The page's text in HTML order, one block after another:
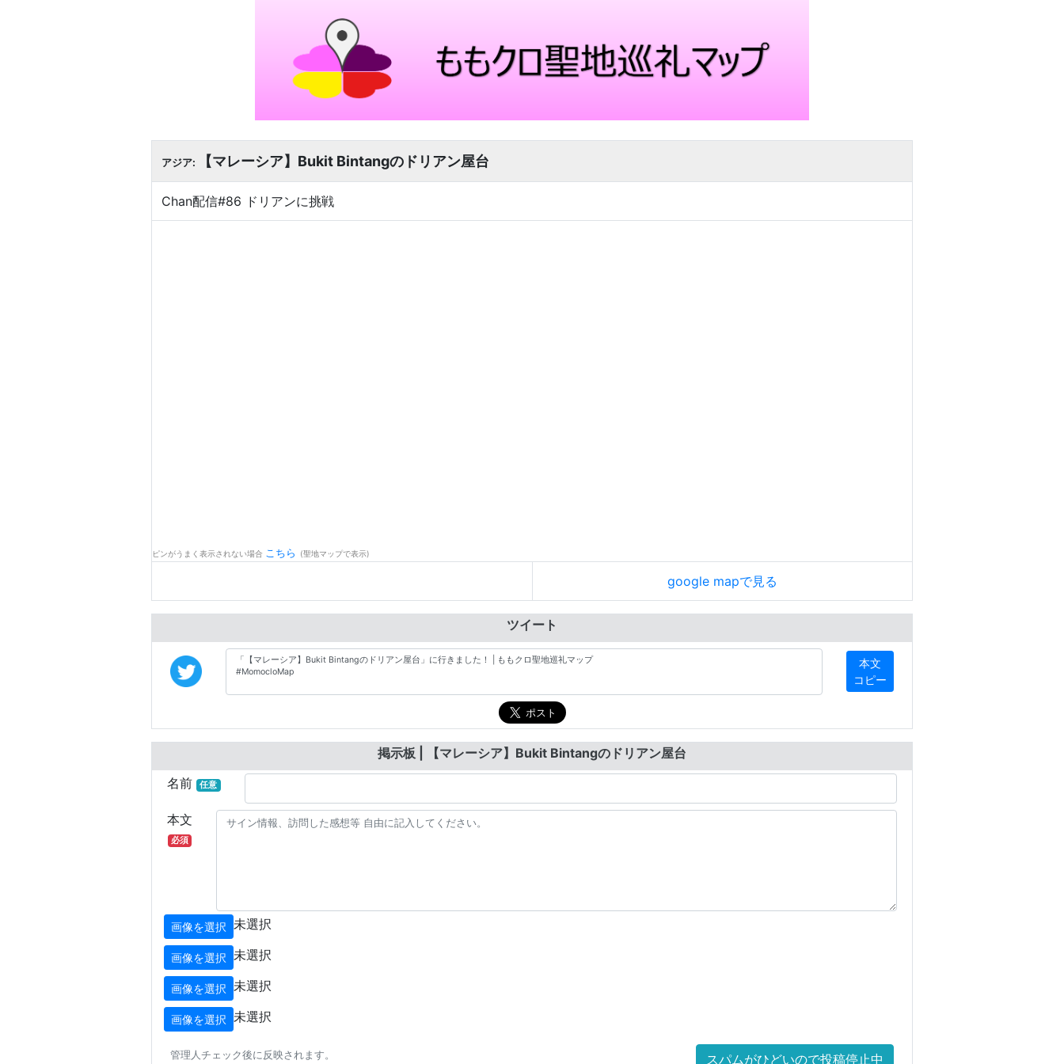
アジア: 【マレーシア】Bukit Bintangのドリアン屋台
Chan配信#86 ドリアンに挑戦
ピンがうまく表示されない場合 こちら (聖地マップで表示)
google mapで見る
ツイート
本文
コピー
掲示板 | 【マレーシア】Bukit Bintangのドリアン屋台
名前
任意
本文
必須
画像を選択 未選択
画像を選択 未選択
画像を選択 未選択
画像を選択 未選択
管理人チェック後に反映されます。 スパムがひどいので投稿停止中